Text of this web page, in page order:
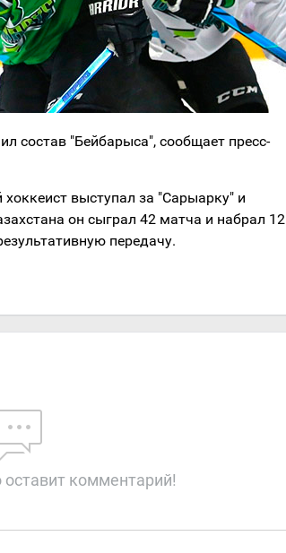
состав "Бейбарыса", сообщает пресс-
выступал за "Сарыарку" и
он сыграл 42 матча и набрал 12
передачу.
комментарий!